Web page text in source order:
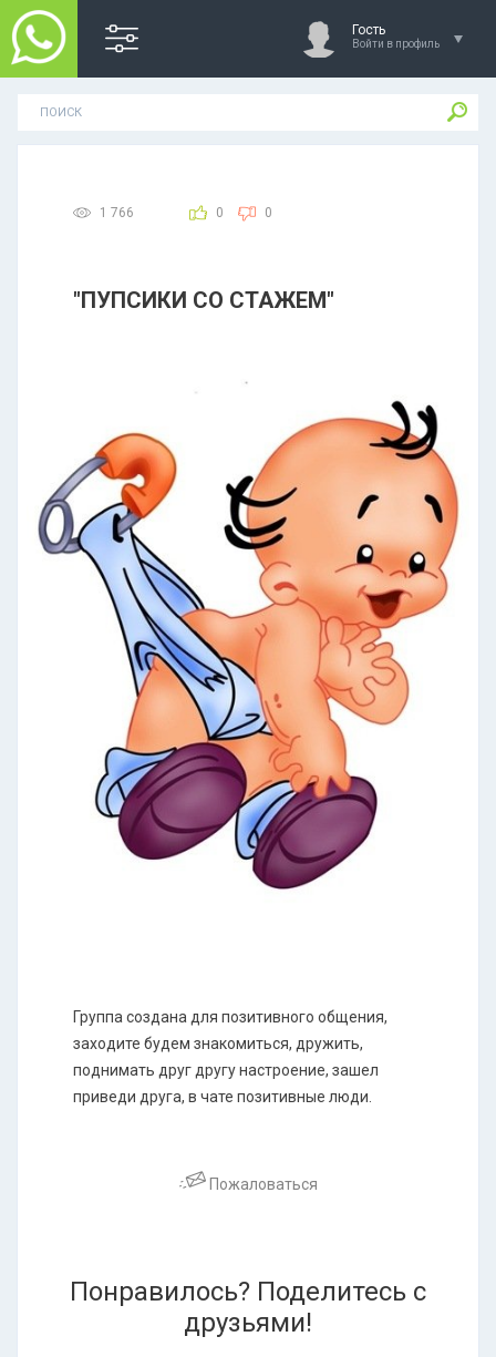
Гость
Войти в профиль
1 766 0 0
"ПУПСИКИ СО СТАЖЕМ"
Группа создана для позитивного общения,
заходите будем знакомиться, дружить,
поднимать друг другу настроение, зашел
приведи друга, в чате позитивные люди.
Пожаловаться
Понравилось? Поделитесь с
друзьями!